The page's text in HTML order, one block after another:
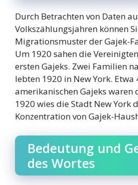
Durch Betrachten von Daten
Volkszählungsjahren können
Migrationsmuster der Gajek-
Um 1920 sahen die
ersten Gajeks. Zwei Familien
lebten 1920 in New York. Etwa
amerikanischen Gajeks waren
1920 wies die Stadt New York
Konzentration von Gajek-
Bedeutung und
des Wortes